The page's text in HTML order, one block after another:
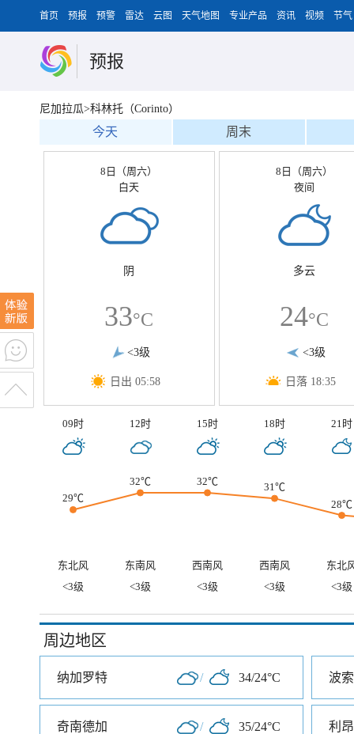
首页 预报 预警 雷达 云图 天气地图 专业产品 资讯 视频 节气
预报
尼加拉瓜>科林托（Corinto）
今天 周末
8日（周六）
白天
阴
33°C
<3级
日出 05:58
8日（周六）
夜间
多云
24°C
<3级
日落 18:35
09时 12时 15时 18时 21时
29℃
32℃ 32℃
31℃
28℃
东北风 东南风 西南风 西南风
东北
<3级
<3级 <3级 <3级 <3级
周边地区
纳加罗特 / 34/24°C 波
奇南德加 / 35/24°C 利昂